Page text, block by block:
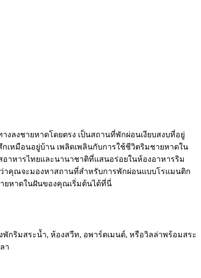
งลงชายหาดโดยตรง เป็นสถานที่พักผ่อนเงียบสงบที่อยู่
เหมือนอยู่บ้าน เพลิดเพลินกับการใช้ชีวิตริมชายหาดใน
าหารไทยและนานาชาติที่แสนอร่อยในห้องอาหารริม
าคุณจะมองหาสถานที่สำหรับการพักผ่อนแบบโรแมนติก
ยหาดในฝันของคุณเริ่มต้นได้ที่นี่
กริมสระน้ำ, ห้องสวีท, อพาร์ตเมนต์, หรือวิลล่าพร้อมสระ
า